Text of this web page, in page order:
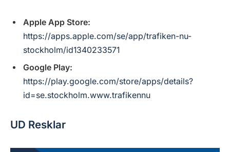
Apple App Store:
https://apps.apple.com/se/app/trafiken-nu-
stockholm/id1340233571
Google Play:
https://play.google.com/store/apps/details?
id=se.stockholm.www.trafikennu
UD Resklar